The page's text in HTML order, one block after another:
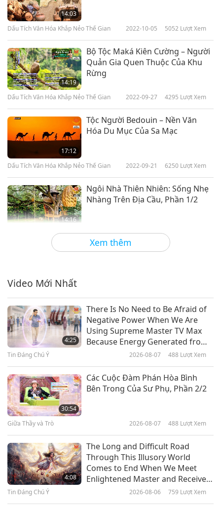
Xem thêm
14:03
Dấu Tích Văn Hóa Khắp Nẻo Thế Gian 2022-10-05 5052 Lượt Xem
14:19
Bộ Tộc Maká Kiên Cường – Người
Quản Gia Quen Thuộc Của Khu
Rừng
Dấu Tích Văn Hóa Khắp Nẻo Thế Gian 2022-09-27 4295 Lượt Xem
17:12
Tộc Người Bedouin – Nền Văn
Hóa Du Mục Của Sa Mạc
Dấu Tích Văn Hóa Khắp Nẻo Thế Gian 2022-09-21 6250 Lượt Xem
14:16
Ngôi Nhà Thiên Nhiên: Sống Nhẹ
Nhàng Trên Địa Cầu, Phần 1/2
Dấu Tích Văn Hóa Khắp Nẻo Thế Gian 2022-09-07 4838
13:41
Các Loại Hình Nghệ Thuật Của
Congo: Một Truyền Thống Phong
Phú Và Hấp Dẫn, Phần 1/2
Bộ Tộc Huli – Thổ Dân Bản Địa Vô
Sự Sáng Tạo Vượt Bậc Trong
Nghệ Thuật Truyền Thống Của
Indonesia, Phần 1/2
Video Mới Nhất
4:25
There Is No Need to Be Afraid of
Negative Power When We Are
Using Supreme Master TV Max
Because Energy Generated from
It Is Far More Powerful than Any
Tin Đáng Chú Ý 2026-08-07 488 Lượt Xem
30:54
Các Cuộc Đàm Phán Hòa Bình
Bên Trong Của Sư Phụ, Phần 2/2
Giữa Thầy và Trò 2026-08-07 488 Lượt Xem
4:08
The Long and Difficult Road
Through This Illusory World
Comes to End When We Meet
Enlightened Master and Receive
Tin Đáng Chú Ý 2026-08-06 759 Lượt Xem